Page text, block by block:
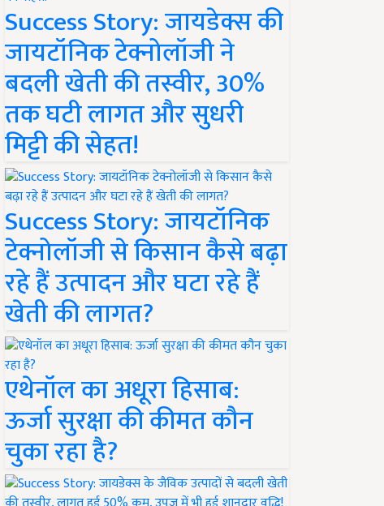
Success Story: जायडेक्स की
जायटॉनिक टेक्नोलॉजी ने
बदली खेती की तस्वीर, 30%
तक घटी लागत और सुधरी
मिट्टी की सेहत!
Success Story: जायटॉनिक
टेक्नोलॉजी से किसान कैसे बढ़ा
रहे हैं उत्पादन और घटा रहे हैं
खेती की लागत?
एथेनॉल का अधूरा हिसाब:
ऊर्जा सुरक्षा की कीमत कौन
चुका रहा है?